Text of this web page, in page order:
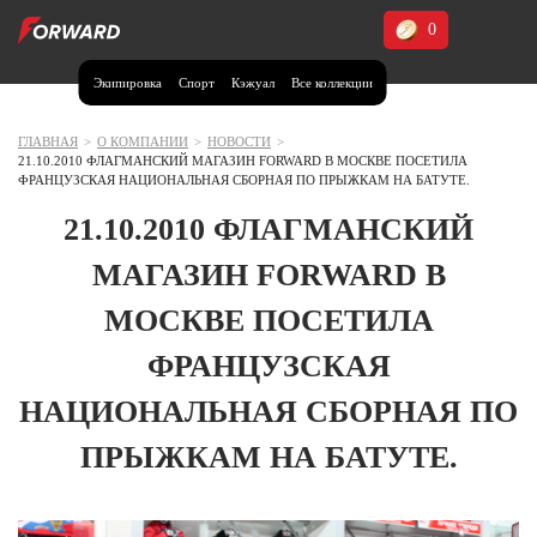
Экипировка Спорт Кэжуал Все коллекции
0
Москва и МО
Волгоградская область (1)
Кемеровская область (2)
Красноярский край (5)
Нижегородская область (1)
ГЛАВНАЯ > О КОМПАНИИ > НОВОСТИ >
21.10.2010 ФЛАГМАНСКИЙ МАГАЗИН FORWARD В МОСКВЕ ПОСЕТИЛА
ФРАНЦУЗСКАЯ НАЦИОНАЛЬНАЯ СБОРНАЯ ПО ПРЫЖКАМ НА БАТУТЕ.
21.10.2010 ФЛАГМАНСКИЙ
МАГАЗИН FORWARD В
МОСКВЕ ПОСЕТИЛА
ФРАНЦУЗСКАЯ
НАЦИОНАЛЬНАЯ СБОРНАЯ ПО
ПРЫЖКАМ НА БАТУТЕ.